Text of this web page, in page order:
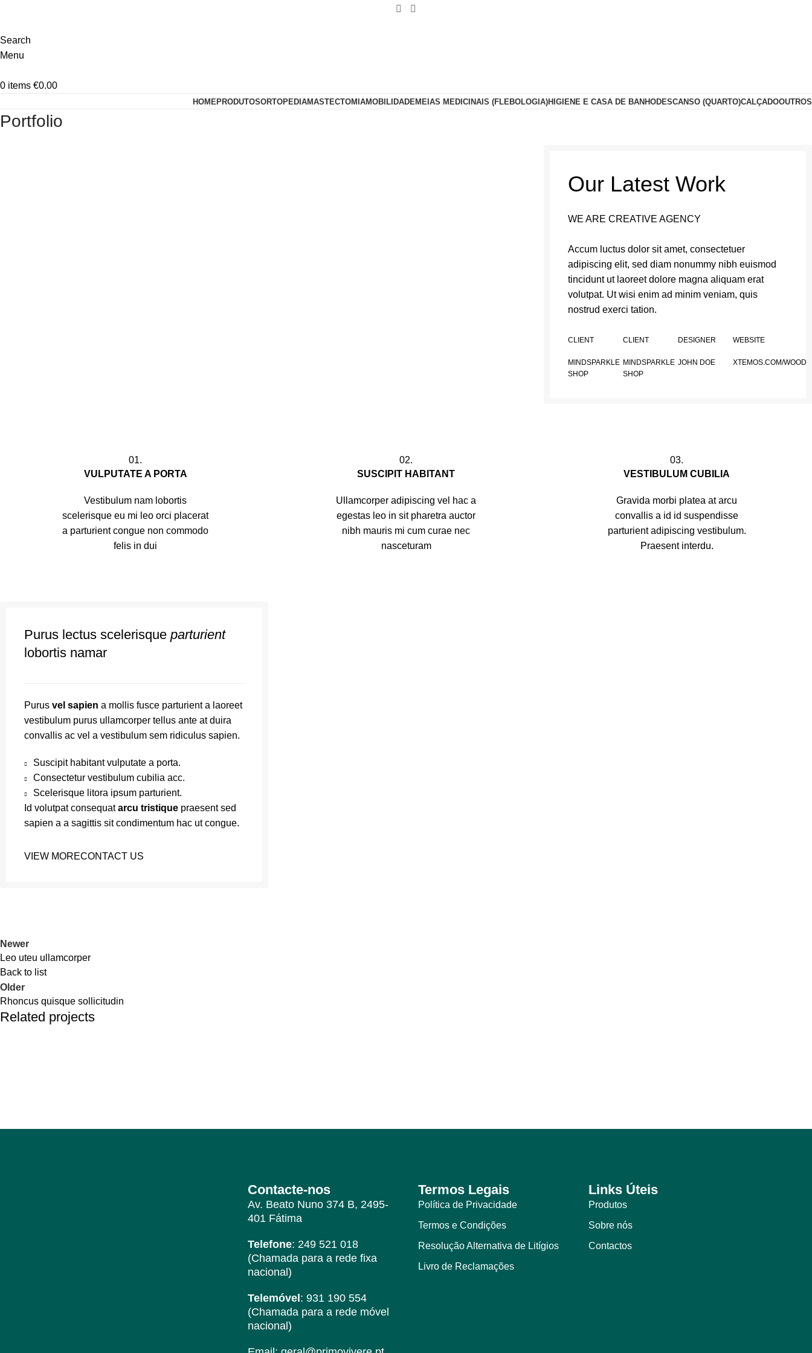
Search
Menu
0 items €0.00
HOMEPRODUTOSORTOPEDIAMASTECTOMIAMOBILIDADEMEIAS MEDICINAIS (FLEBOLOGIA)HIGIENE E CASA DE BANHODESCANSO (QUARTO)CALÇADOOUTROS
Portfolio
Our Latest Work
WE ARE CREATIVE AGENCY
Accum luctus dolor sit amet, consectetuer
adipiscing elit, sed diam nonummy nibh euismod
tincidunt ut laoreet dolore magna aliquam erat
volutpat. Ut wisi enim ad minim veniam, quis
nostrud exerci tation.
CLIENT
MINDSPARKLE
SHOP
CLIENT
MINDSPARKLE
SHOP
DESIGNER
JOHN DOE
WEBSITE
XTEMOS.COM/WOOD
01.
VULPUTATE A PORTA
Vestibulum nam lobortis
scelerisque eu mi leo orci placerat
a parturient congue non commodo
felis in dui
02.
SUSCIPIT HABITANT
Ullamcorper adipiscing vel hac a
egestas leo in sit pharetra auctor
nibh mauris mi cum curae nec
nasceturam
03.
VESTIBULUM CUBILIA
Gravida morbi platea at arcu
convallis a id id suspendisse
parturient adipiscing vestibulum.
Praesent interdu.
Purus lectus scelerisque parturient
lobortis namar
Purus vel sapien a mollis fusce parturient a laoreet
vestibulum purus ullamcorper tellus ante at duira
convallis ac vel a vestibulum sem ridiculus sapien.
Suscipit habitant vulputate a porta.
Consectetur vestibulum cubilia acc.
Scelerisque litora ipsum parturient.
Id volutpat consequatarcu tristique praesent sed
sapien a a sagittis sit condimentum hac ut congue.
VIEW MORECONTACT US
Newer
Leo uteu ullamcorper
Back to list
Older
Rhoncus quisque sollicitudin
Related projects
Contacte-nos
Av. Beato Nuno 374 B, 2495-
401 Fátima
Telefone: 249 521 018
(Chamada para a rede fixa
nacional)
Telemóvel: 931 190 554
(Chamada para a rede móvel
nacional)
Termos Legais
Política de Privacidade
Termos e Condições
Resolução Alternativa de Litígios
Livro de Reclamações
Links Úteis
Produtos
Sobre nós
Contactos